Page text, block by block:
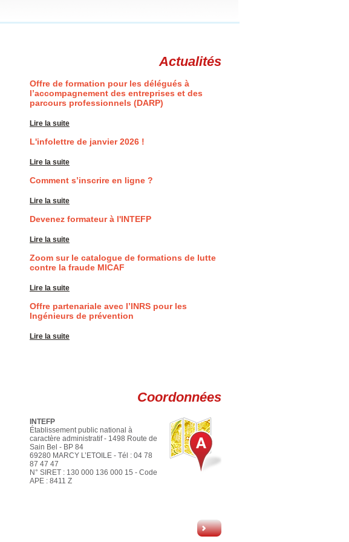
Coordonnées
INTEFP
Établissement public national à
caractère administratif - 1498 Route de
Sain Bel - BP 84
69280 MARCY L’ETOILE - Tél : 04 78
87 47 47
N° SIRET : 130 000 136 000 15 - Code
APE : 8411 Z
Actualités
Offre de formation pour les délégués à
l’accompagnement des entreprises et des
parcours professionnels (DARP)
Lire la suite
L'infolettre de janvier 2026 !
Lire la suite
Comment s’inscrire en ligne ?
Lire la suite
Devenez formateur à l'INTEFP
Lire la suite
Zoom sur le catalogue de formations de lutte
contre la fraude MICAF
Lire la suite
Offre partenariale avec l’INRS pour les
Ingénieurs de prévention
Lire la suite